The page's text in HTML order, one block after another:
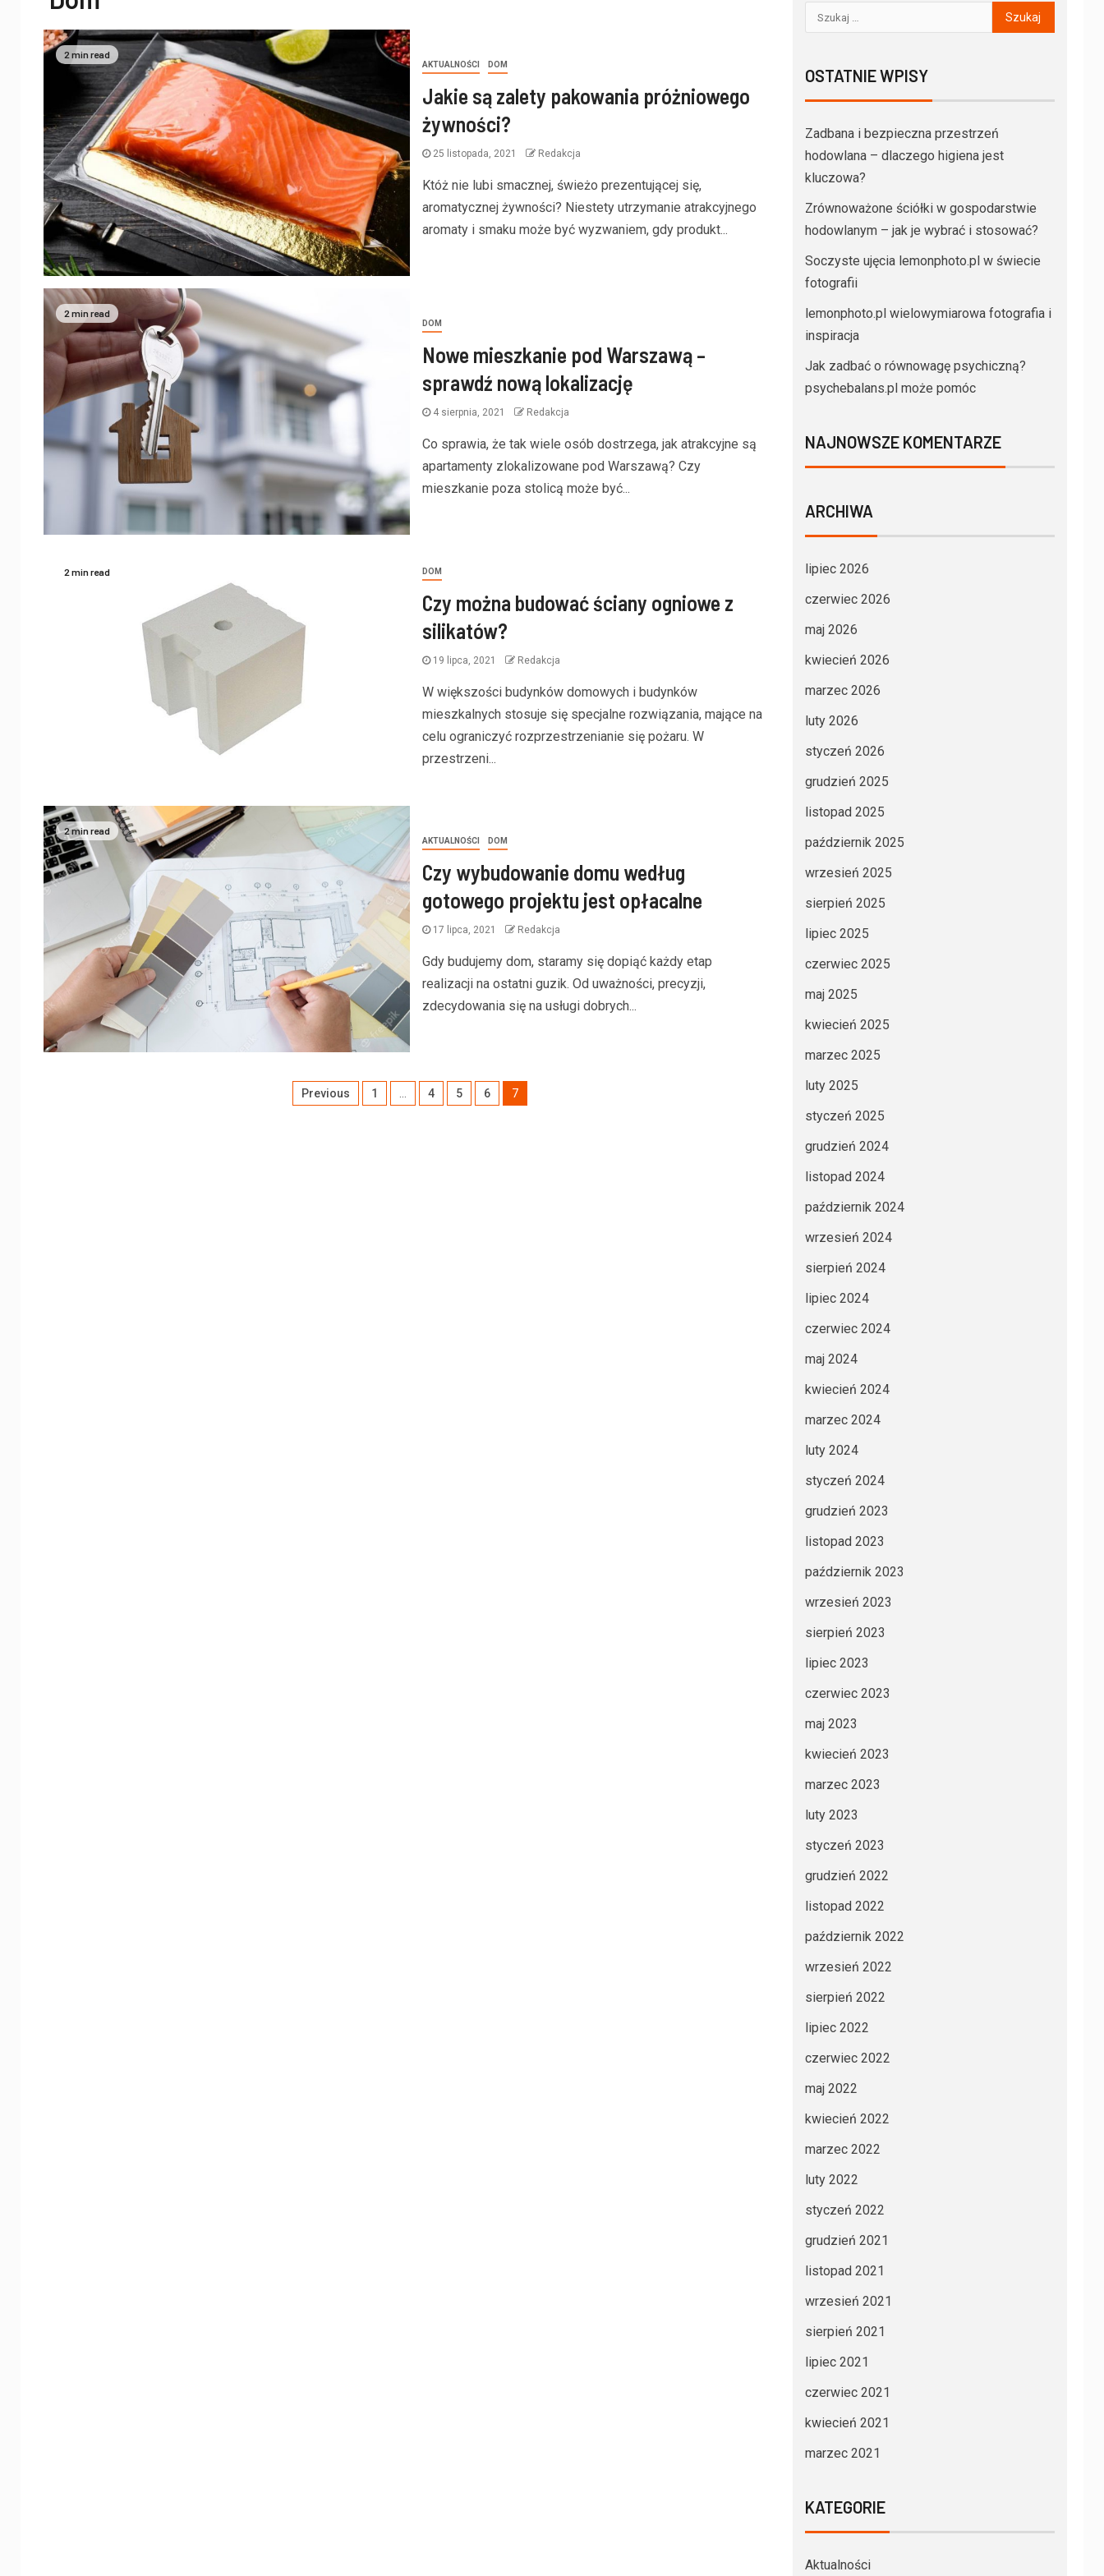
2 min read
AKTUALNOŚCI DOM
Jakie są zalety pakowania próżniowego
żywności?
25 listopada, 2021 Redakcja
Któż nie lubi smacznej, świeżo prezentującej się,
aromatycznej żywności? Niestety utrzymanie atrakcyjnego
aromaty i smaku może być wyzwaniem, gdy produkt...
2 min read
DOM
Nowe mieszkanie pod Warszawą –
sprawdź nową lokalizację
4 sierpnia, 2021 Redakcja
Co sprawia, że tak wiele osób dostrzega, jak atrakcyjne są
apartamenty zlokalizowane pod Warszawą? Czy
mieszkanie poza stolicą może być...
2 min read DOM
Czy można budować ściany ogniowe z
silikatów?
19 lipca, 2021 Redakcja
W większości budynków domowych i budynków
mieszkalnych stosuje się specjalne rozwiązania, mające na
celu ograniczyć rozprzestrzenianie się pożaru. W
przestrzeni...
2 min read
AKTUALNOŚCI DOM
Czy wybudowanie domu według
gotowego projektu jest opłacalne
17 lipca, 2021 Redakcja
Gdy budujemy dom, staramy się dopiąć każdy etap
realizacji na ostatni guzik. Od uważności, precyzji,
zdecydowania się na usługi dobrych...
Previous 1 4 5 6 7
OSTATNIE WPISY
Zadbana i bezpieczna przestrzeń
hodowlana – dlaczego higiena jest
kluczowa?
Zrównoważone ściółki w gospodarstwie
hodowlanym – jak je wybrać i stosować?
Soczyste ujęcia lemonphoto.pl w świecie
fotografii
lemonphoto.pl wielowymiarowa fotografia i
inspiracja
Jak zadbać o równowagę psychiczną?
psychebalans.pl może pomóc
NAJNOWSZE KOMENTARZE
ARCHIWA
lipiec 2026
czerwiec 2026
maj 2026
kwiecień 2026
marzec 2026
luty 2026
styczeń 2026
grudzień 2025
listopad 2025
październik 2025
wrzesień 2025
sierpień 2025
lipiec 2025
czerwiec 2025
maj 2025
kwiecień 2025
marzec 2025
luty 2025
styczeń 2025
grudzień 2024
listopad 2024
październik 2024
wrzesień 2024
sierpień 2024
lipiec 2024
czerwiec 2024
maj 2024
kwiecień 2024
marzec 2024
luty 2024
styczeń 2024
grudzień 2023
listopad 2023
październik 2023
wrzesień 2023
sierpień 2023
lipiec 2023
czerwiec 2023
maj 2023
kwiecień 2023
marzec 2023
luty 2023
styczeń 2023
grudzień 2022
listopad 2022
październik 2022
wrzesień 2022
sierpień 2022
lipiec 2022
czerwiec 2022
maj 2022
kwiecień 2022
marzec 2022
luty 2022
styczeń 2022
grudzień 2021
listopad 2021
wrzesień 2021
sierpień 2021
lipiec 2021
czerwiec 2021
kwiecień 2021
marzec 2021
KATEGORIE
Aktualności